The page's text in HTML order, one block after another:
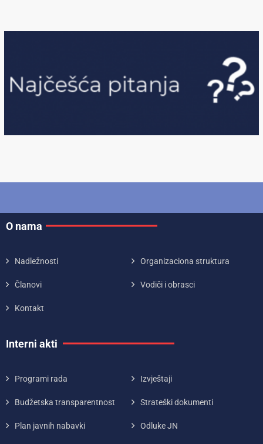
O nama
Nadležnosti Organizaciona struktura
Članovi Vodiči i obrasci
Kontakt
Interni akti
Programi rada Izvještaji
Budžetska transparentnost Strateški dokumenti
Plan javnih nabavki Odluke JN